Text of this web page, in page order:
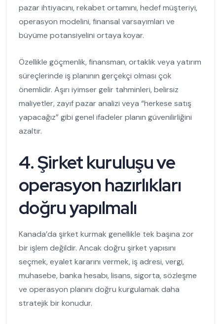
pazar ihtiyacını, rekabet ortamını, hedef müşteriyi,
operasyon modelini, finansal varsayımları ve
büyüme potansiyelini ortaya koyar.
Özellikle göçmenlik, finansman, ortaklık veya yatırım
süreçlerinde iş planının gerçekçi olması çok
önemlidir. Aşırı iyimser gelir tahminleri, belirsiz
maliyetler, zayıf pazar analizi veya “herkese satış
yapacağız” gibi genel ifadeler planın güvenilirliğini
azaltır.
4. Şirket kuruluşu ve
operasyon hazırlıkları
doğru yapılmalı
Kanada’da şirket kurmak genellikle tek başına zor
bir işlem değildir. Ancak doğru şirket yapısını
seçmek, eyalet kararını vermek, iş adresi, vergi,
muhasebe, banka hesabı, lisans, sigorta, sözleşme
ve operasyon planını doğru kurgulamak daha
stratejik bir konudur.